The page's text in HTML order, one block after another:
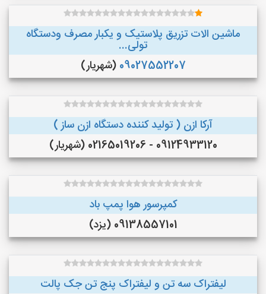
ماشین الات تزریق پلاستیک و یکبار مصرف ودستگاه
تولی...
09027552207 (شهریار)
آرکا ازن ( تولید کننده دستگاه ازن ساز )
09124933120 - 02165019206 (شهریار)
کمپرسور هوا پمپ باد
09138557101 (یزد)
لیفتراک سه تن و لیفتراک پنج تن جک پالت